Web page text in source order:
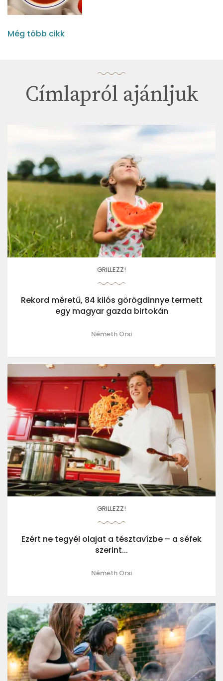
Még több cikk
Címlapról ajánljuk
GRILLEZZ!
Rekord méretű, 84 kilós görögdinnye termett
egy magyar gazda birtokán
Németh Orsi
GRILLEZZ!
Ezért ne tegyél olajat a tésztavízbe – a séfek
szerint...
Németh Orsi